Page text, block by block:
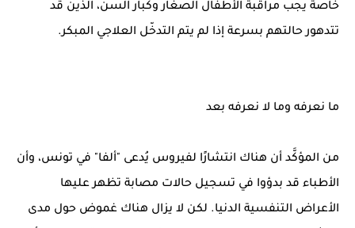
خاصة يجب مراقبة الأطفال الصغار وكبار السن، الذين قد
تتدهور حالتهم بسرعة إذا لم يتم التدخّل العلاجي المبكر.
ما نعرفه وما لا نعرفه بعد
من المؤكَّد أن هناك انتشارًا لفيروس يُدعى "ألفا" في تونس، وأن
الأطباء قد بدؤوا في تسجيل حالات مصابة تظهر عليها
الأعراض التنفسية الدنيا. لكن لا يزال هناك غموض حول مدى